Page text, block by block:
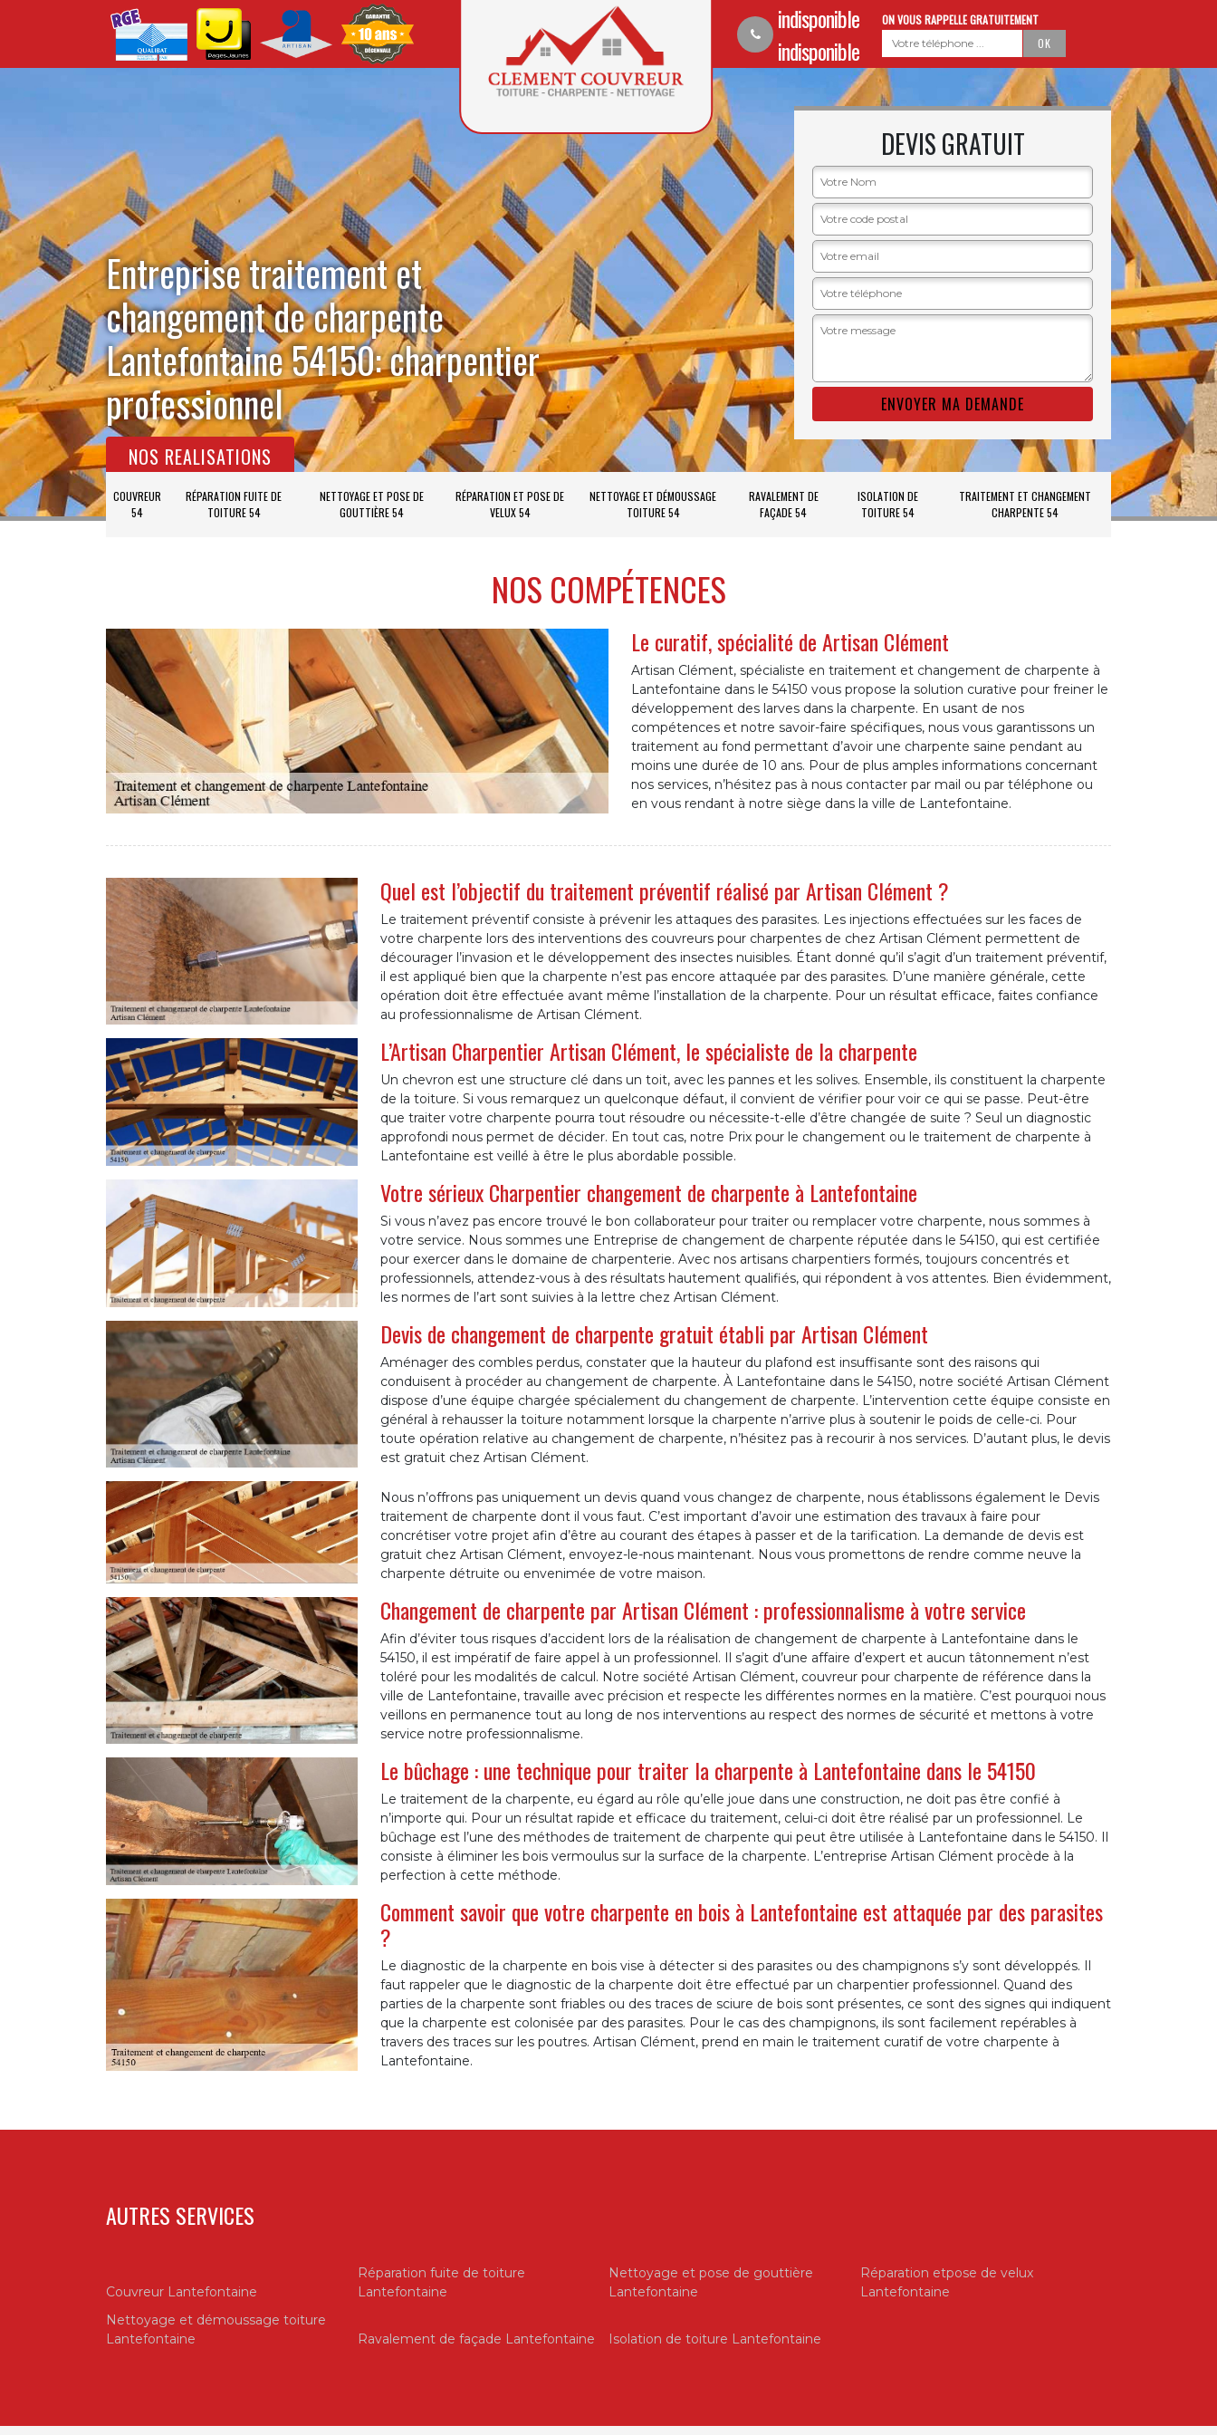
indisponible
indisponible
ON VOUS RAPPELLE GRATUITEMENT
Entreprise traitement et
changement de charpente
Lantefontaine 54150: charpentier
professionnel
NOS REALISATIONS
DEVIS GRATUIT
COUVREUR
54
RÉPARATION FUITE DE
TOITURE 54
NETTOYAGE ET POSE DE
GOUTTIÈRE 54
RÉPARATION ET POSE DE
VELUX 54
NETTOYAGE ET DÉMOUSSAGE
TOITURE 54
RAVALEMENT DE
FAÇADE 54
ISOLATION DE
TOITURE 54
TRAITEMENT ET CHANGEMENT
CHARPENTE 54
NOS COMPÉTENCES
Le curatif, spécialité de Artisan Clément
Artisan Clément, spécialiste en traitement et changement de charpente à
Lantefontaine dans le 54150 vous propose la solution curative pour freiner le
développement des larves dans la charpente. En usant de nos
compétences et notre savoir-faire spécifiques, nous vous garantissons un
traitement au fond permettant d’avoir une charpente saine pendant au
moins une durée de 10 ans. Pour de plus amples informations concernant
nos services, n’hésitez pas à nous contacter par mail ou par téléphone ou
en vous rendant à notre siège dans la ville de Lantefontaine.
Quel est l’objectif du traitement préventif réalisé par Artisan Clément ?
Le traitement préventif consiste à prévenir les attaques des parasites. Les injections effectuées sur les faces de
votre charpente lors des interventions des couvreurs pour charpentes de chez Artisan Clément permettent de
décourager l’invasion et le développement des insectes nuisibles. Étant donné qu’il s’agit d’un traitement préventif,
il est appliqué bien que la charpente n’est pas encore attaquée par des parasites. D’une manière générale, cette
opération doit être effectuée avant même l’installation de la charpente. Pour un résultat efficace, faites confiance
au professionnalisme de Artisan Clément.
L’Artisan Charpentier Artisan Clément, le spécialiste de la charpente
Un chevron est une structure clé dans un toit, avec les pannes et les solives. Ensemble, ils constituent la charpente
de la toiture. Si vous remarquez un quelconque défaut, il convient de vérifier pour voir ce qui se passe. Peut-être
que traiter votre charpente pourra tout résoudre ou nécessite-t-elle d’être changée de suite ? Seul un diagnostic
approfondi nous permet de décider. En tout cas, notre Prix pour le changement ou le traitement de charpente à
Lantefontaine est veillé à être le plus abordable possible.
Votre sérieux Charpentier changement de charpente à Lantefontaine
Si vous n’avez pas encore trouvé le bon collaborateur pour traiter ou remplacer votre charpente, nous sommes à
votre service. Nous sommes une Entreprise de changement de charpente réputée dans le 54150, qui est certifiée
pour exercer dans le domaine de charpenterie. Avec nos artisans charpentiers formés, toujours concentrés et
professionnels, attendez-vous à des résultats hautement qualifiés, qui répondent à vos attentes. Bien évidemment,
les normes de l’art sont suivies à la lettre chez Artisan Clément.
Devis de changement de charpente gratuit établi par Artisan Clément
Aménager des combles perdus, constater que la hauteur du plafond est insuffisante sont des raisons qui
conduisent à procéder au changement de charpente. À Lantefontaine dans le 54150, notre société Artisan Clément
dispose d’une équipe chargée spécialement du changement de charpente. L’intervention cette équipe consiste en
général à rehausser la toiture notamment lorsque la charpente n’arrive plus à soutenir le poids de celle-ci. Pour
toute opération relative au changement de charpente, n’hésitez pas à recourir à nos services. D’autant plus, le devis
est gratuit chez Artisan Clément.
Nous n’offrons pas uniquement un devis quand vous changez de charpente, nous établissons également le Devis
traitement de charpente dont il vous faut. C’est important d’avoir une estimation des travaux à faire pour
concrétiser votre projet afin d’être au courant des étapes à passer et de la tarification. La demande de devis est
gratuit chez Artisan Clément, envoyez-le-nous maintenant. Nous vous promettons de rendre comme neuve la
charpente détruite ou envenimée de votre maison.
Changement de charpente par Artisan Clément : professionnalisme à votre service
Afin d’éviter tous risques d’accident lors de la réalisation de changement de charpente à Lantefontaine dans le
54150, il est impératif de faire appel à un professionnel. Il s’agit d’une affaire d’expert et aucun tâtonnement n’est
toléré pour les modalités de calcul. Notre société Artisan Clément, couvreur pour charpente de référence dans la
ville de Lantefontaine, travaille avec précision et respecte les différentes normes en la matière. C’est pourquoi nous
veillons en permanence tout au long de nos interventions au respect des normes de sécurité et mettons à votre
service notre professionnalisme.
Le bûchage : une technique pour traiter la charpente à Lantefontaine dans le 54150
Le traitement de la charpente, eu égard au rôle qu’elle joue dans une construction, ne doit pas être confié à
n’importe qui. Pour un résultat rapide et efficace du traitement, celui-ci doit être réalisé par un professionnel. Le
bûchage est l’une des méthodes de traitement de charpente qui peut être utilisée à Lantefontaine dans le 54150. Il
consiste à éliminer les bois vermoulus sur la surface de la charpente. L’entreprise Artisan Clément procède à la
perfection à cette méthode.
Comment savoir que votre charpente en bois à Lantefontaine est attaquée par des parasites
?
Le diagnostic de la charpente en bois vise à détecter si des parasites ou des champignons s’y sont développés. Il
faut rappeler que le diagnostic de la charpente doit être effectué par un charpentier professionnel. Quand des
parties de la charpente sont friables ou des traces de sciure de bois sont présentes, ce sont des signes qui indiquent
que la charpente est colonisée par des parasites. Pour le cas des champignons, ils sont facilement repérables à
travers des traces sur les poutres. Artisan Clément, prend en main le traitement curatif de votre charpente à
Lantefontaine.
AUTRES SERVICES
Couvreur Lantefontaine
Réparation fuite de toiture
Lantefontaine
Nettoyage et pose de gouttière
Lantefontaine
Réparation etpose de velux
Lantefontaine
Nettoyage et démoussage toiture
Lantefontaine
Ravalement de façade Lantefontaine Isolation de toiture Lantefontaine